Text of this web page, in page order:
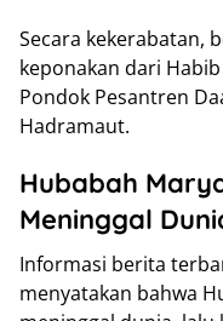
Secara kekerabatan,
keponakan dari
Pondok Pesantren
Hadramaut.
Hubabah
Meninggal
Informasi berita
menyatakan bahwa